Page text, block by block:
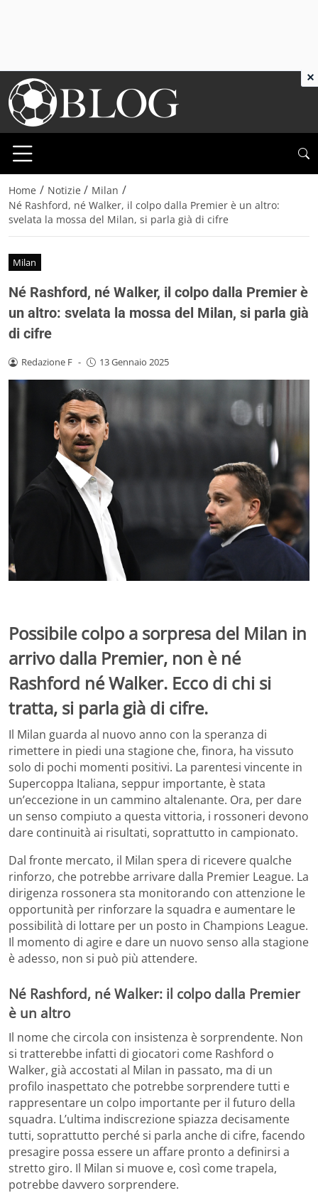
Home / Notizie / Milan /
Né Rashford, né Walker, il colpo dalla Premier è un altro:
svelata la mossa del Milan, si parla già di cifre
Milan
Né Rashford, né Walker, il colpo dalla Premier è
un altro: svelata la mossa del Milan, si parla già
di cifre
Redazione F - 13 Gennaio 2025
Possibile colpo a sorpresa del Milan in
arrivo dalla Premier, non è né
Rashford né Walker. Ecco di chi si
tratta, si parla già di cifre.
Il Milan guarda al nuovo anno con la speranza di
rimettere in piedi una stagione che, finora, ha vissuto
solo di pochi momenti positivi. La parentesi vincente in
Supercoppa Italiana, seppur importante, è stata
un’eccezione in un cammino altalenante. Ora, per dare
un senso compiuto a questa vittoria, i rossoneri devono
dare continuità ai risultati, soprattutto in campionato.
Dal fronte mercato, il Milan spera di ricevere qualche
rinforzo, che potrebbe arrivare dalla Premier League. La
dirigenza rossonera sta monitorando con attenzione le
opportunità per rinforzare la squadra e aumentare le
possibilità di lottare per un posto in Champions League.
Il momento di agire e dare un nuovo senso alla stagione
è adesso, non si può più attendere.
Né Rashford, né Walker: il colpo dalla Premier
è un altro
Il nome che circola con insistenza è sorprendente. Non
si tratterebbe infatti di giocatori come Rashford o
Walker, già accostati al Milan in passato, ma di un
profilo inaspettato che potrebbe sorprendere tutti e
rappresentare un colpo importante per il futuro della
squadra. L’ultima indiscrezione spiazza decisamente
tutti, soprattutto perché si parla anche di cifre, facendo
presagire possa essere un affare pronto a definirsi a
stretto giro. Il Milan si muove e, così come trapela,
potrebbe davvero sorprendere.
×